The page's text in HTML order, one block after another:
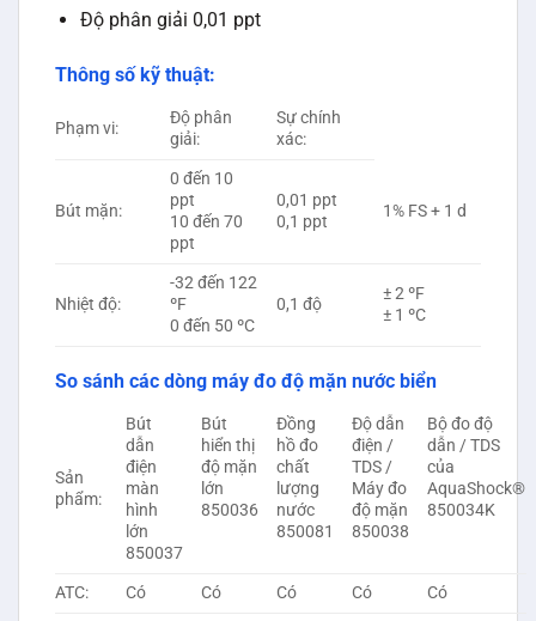
Độ phân giải 0,01 ppt
Thông số kỹ thuật:
Phạm vi:
Độ phân
giải:
Sự chính
xác:
Bút mặn:
0 đến 10
ppt
10 đến 70
ppt
0,01 ppt
0,1 ppt
1% FS + 1 d
Nhiệt độ:
-32 đến 122
ºF
0 đến 50 ºC
0,1 độ
± 2 ºF
± 1 ºC
So sánh các dòng máy đo độ mặn nước biển
Sản
phẩm:
Bút
dẫn
điện
màn
hình
lớn
850037
Bút
hiển thị
độ mặn
lớn
850036
Đồng
hồ đo
chất
lượng
nước
850081
Độ dẫn
điện /
TDS /
Máy đo
độ mặn
850038
Bộ đo độ
dẫn / TDS
của
AquaShock®
850034K
ATC: Có Có Có Có
Có